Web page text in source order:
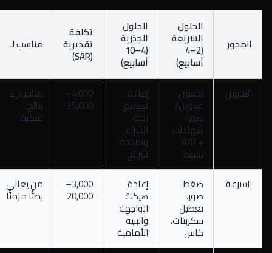
المحور
الحلول
السريعة
(2–4
أسابيع)
الحلول
الجذرية
(4–10
أسابيع)
تكلفة
تقديرية
(SAR)
مناسب لـ
التحويل تحسين
عناوين/
صور/
شهادات
+ A/B
بسيط
إعادة
تصميم
رحلة
الشراء
ونمذجة
شرائح
4,000–
25,000
متاجر تريد
نتائج
مبكرة
السرعة ضغط
صور،
تعطيل
سكربتات،
كاش
إعادة
هيكلة
الواجهة
والبنية
الأمامية
3,000–
20,000
من يعاني
بطئًا مزمنًا